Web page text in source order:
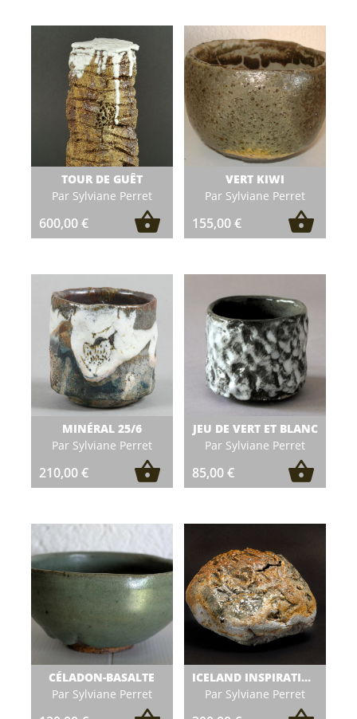
TOUR DE GUÊT
Par Sylviane Perret
600,00€
VERT KIWI
Par Sylviane Perret
155,00€
MINÉRAL 25/6
Par Sylviane Perret
210,00€
JEU DE VERT ET BLANC
Par Sylviane Perret
85,00€
CÉLADON-BASALTE
Par Sylviane Perret
ICELAND INSPIRATION VI
Par Sylviane Perret